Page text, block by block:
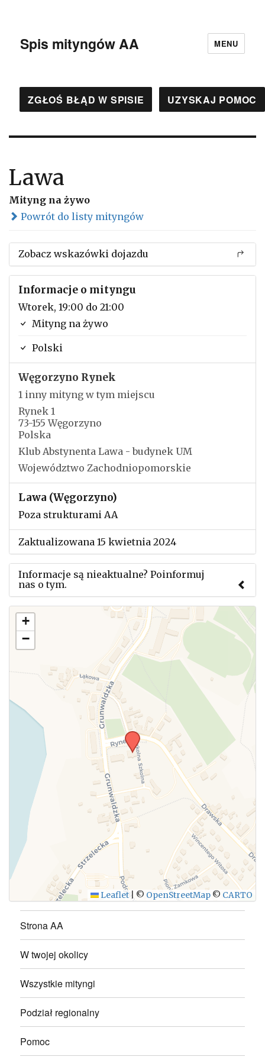
Spis mityngów AA MENU
ZGŁOŚ BŁĄD W SPISIE UZYSKAJ POMOC
Lawa
Mityng na żywo
Powrót do listy mityngów
Zobacz wskazówki dojazdu
Informacje o mityngu
Wtorek, 19:00 do 21:00
Mityng na żywo
Polski
Węgorzyno Rynek
1 inny mityng w tym miejscu
Rynek 1
73-155 Węgorzyno
Polska
Klub Abstynenta Lawa - budynek UM
Województwo Zachodniopomorskie
Lawa (Węgorzyno)
Poza strukturami AA
Zaktualizowana 15 kwietnia 2024
Informacje są nieaktualne? Poinformuj
nas o tym.
Użyj tego formularza aby przesłać informację o
zmianach w powyższym mityngu.
WYŚLIJ
+
−
Leaflet| © OpenStreetMap © CARTO
Strona AA
W twojej okolicy
Wszystkie mityngi
Podział regionalny
Pomoc